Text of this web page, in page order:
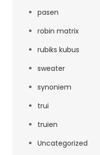
pasen
robin matrix
rubiks kubus
sweater
synoniem
trui
truien
Uncategorized